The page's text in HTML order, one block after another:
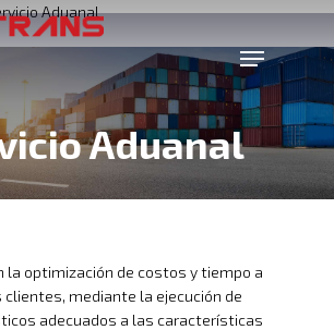
Aduanal
Aduanal
la optimización de costos y tiempo a
mediante la ejecución de
adecuados a las características